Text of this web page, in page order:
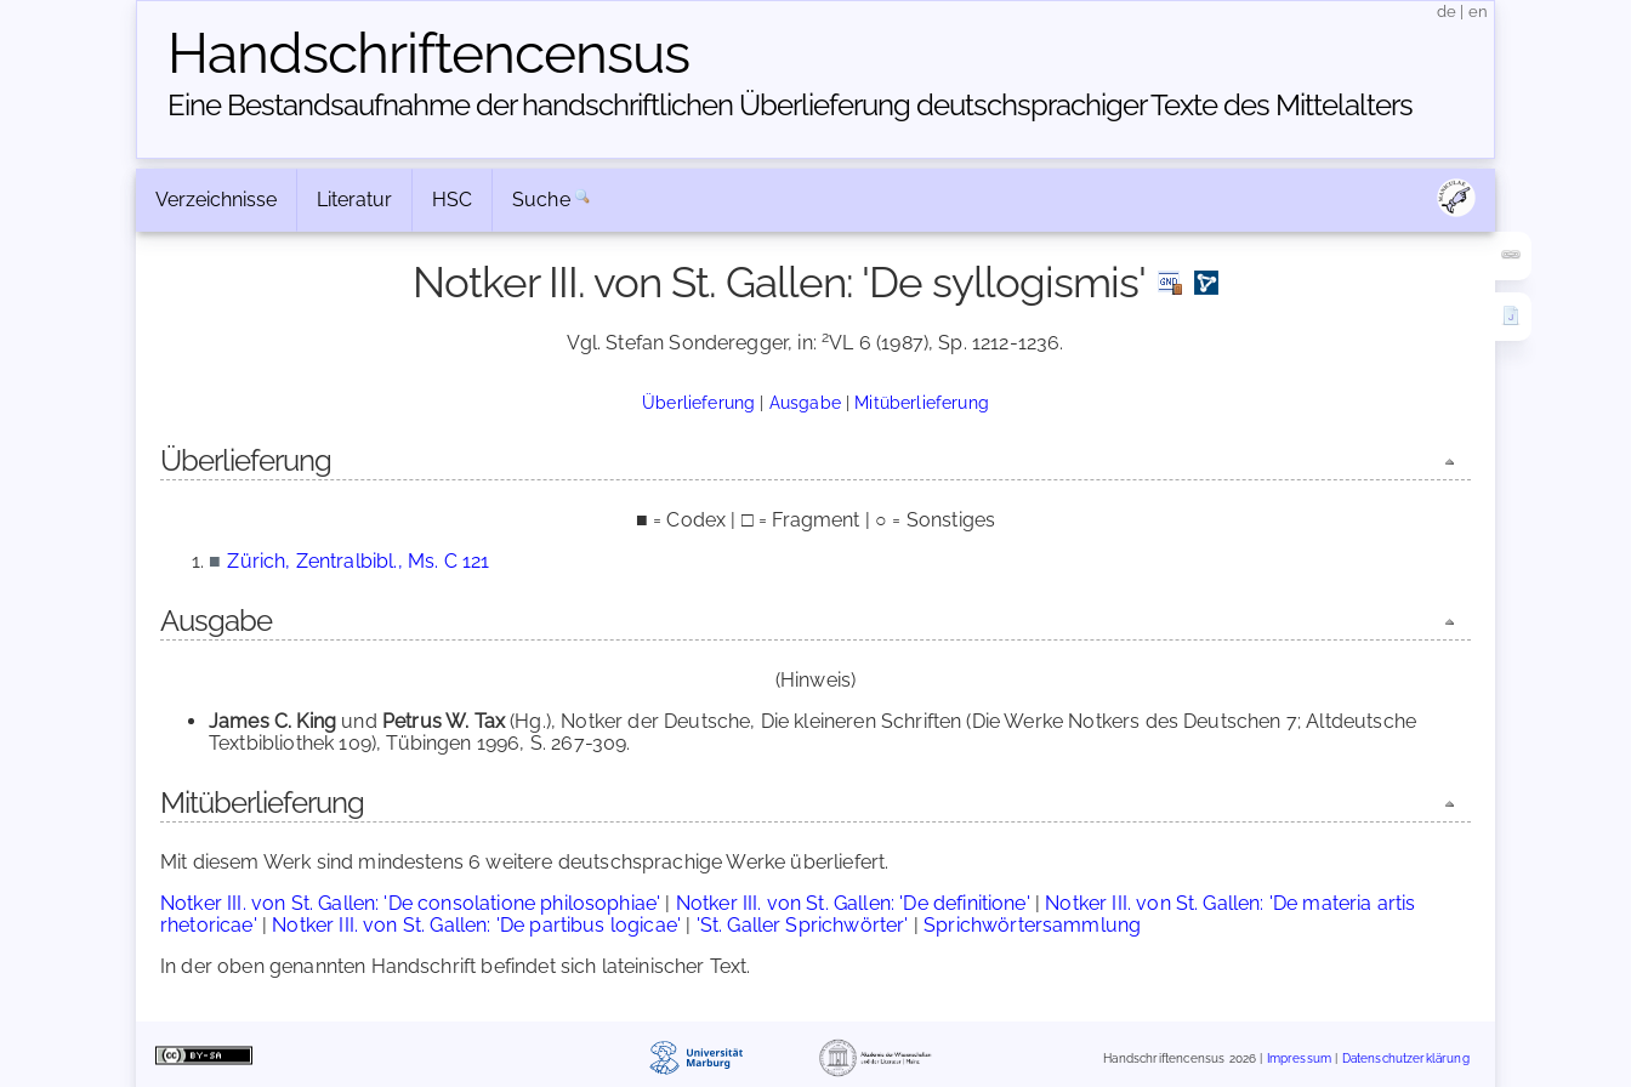
Handschriften­census
Eine Bestandsaufnahme der handschriftlichen Über­lieferung deutschsprachiger Texte des Mittelalters
de en
Verzeichnisse Literatur HSC Suche
Notker III. von St. Gallen: 'De syllogismis'
Vgl. Stefan Sonderegger, in:2VL 6 (1987), Sp. 1212-1236.
Überlieferung | Ausgabe| Mitüberlieferung
Überlieferung
■ = Codex | □ = Fragment | ○ = Sonstiges
■ Zürich, Zentralbibl., Ms. C 121
Ausgabe
(Hinweis)
James C. King und Petrus W. Tax(Hg.), Notker der Deutsche, Die kleineren Schriften (Die Werke Notkers des Deutschen 7; Altdeutsche
Textbibliothek 109), Tübingen 1996, S. 267-309.
Mitüberlieferung
Mit diesem Werk sind mindestens 6 weitere deutschsprachige Werke überliefert.
Notker III. von St. Gallen: 'De consolatione philosophiae' | Notker III. von St. Gallen: 'De definitione' | Notker III. von St. Gallen: 'De materia artis
rhetoricae' | Notker III. von St. Gallen: 'De partibus logicae' | 'St. Galler Sprichwörter' |Sprichwörtersammlung
In der oben genannten Handschrift befindet sich lateinischer Text.
Handschriftencensus 2026 | Impressum Datenschutzerklärung